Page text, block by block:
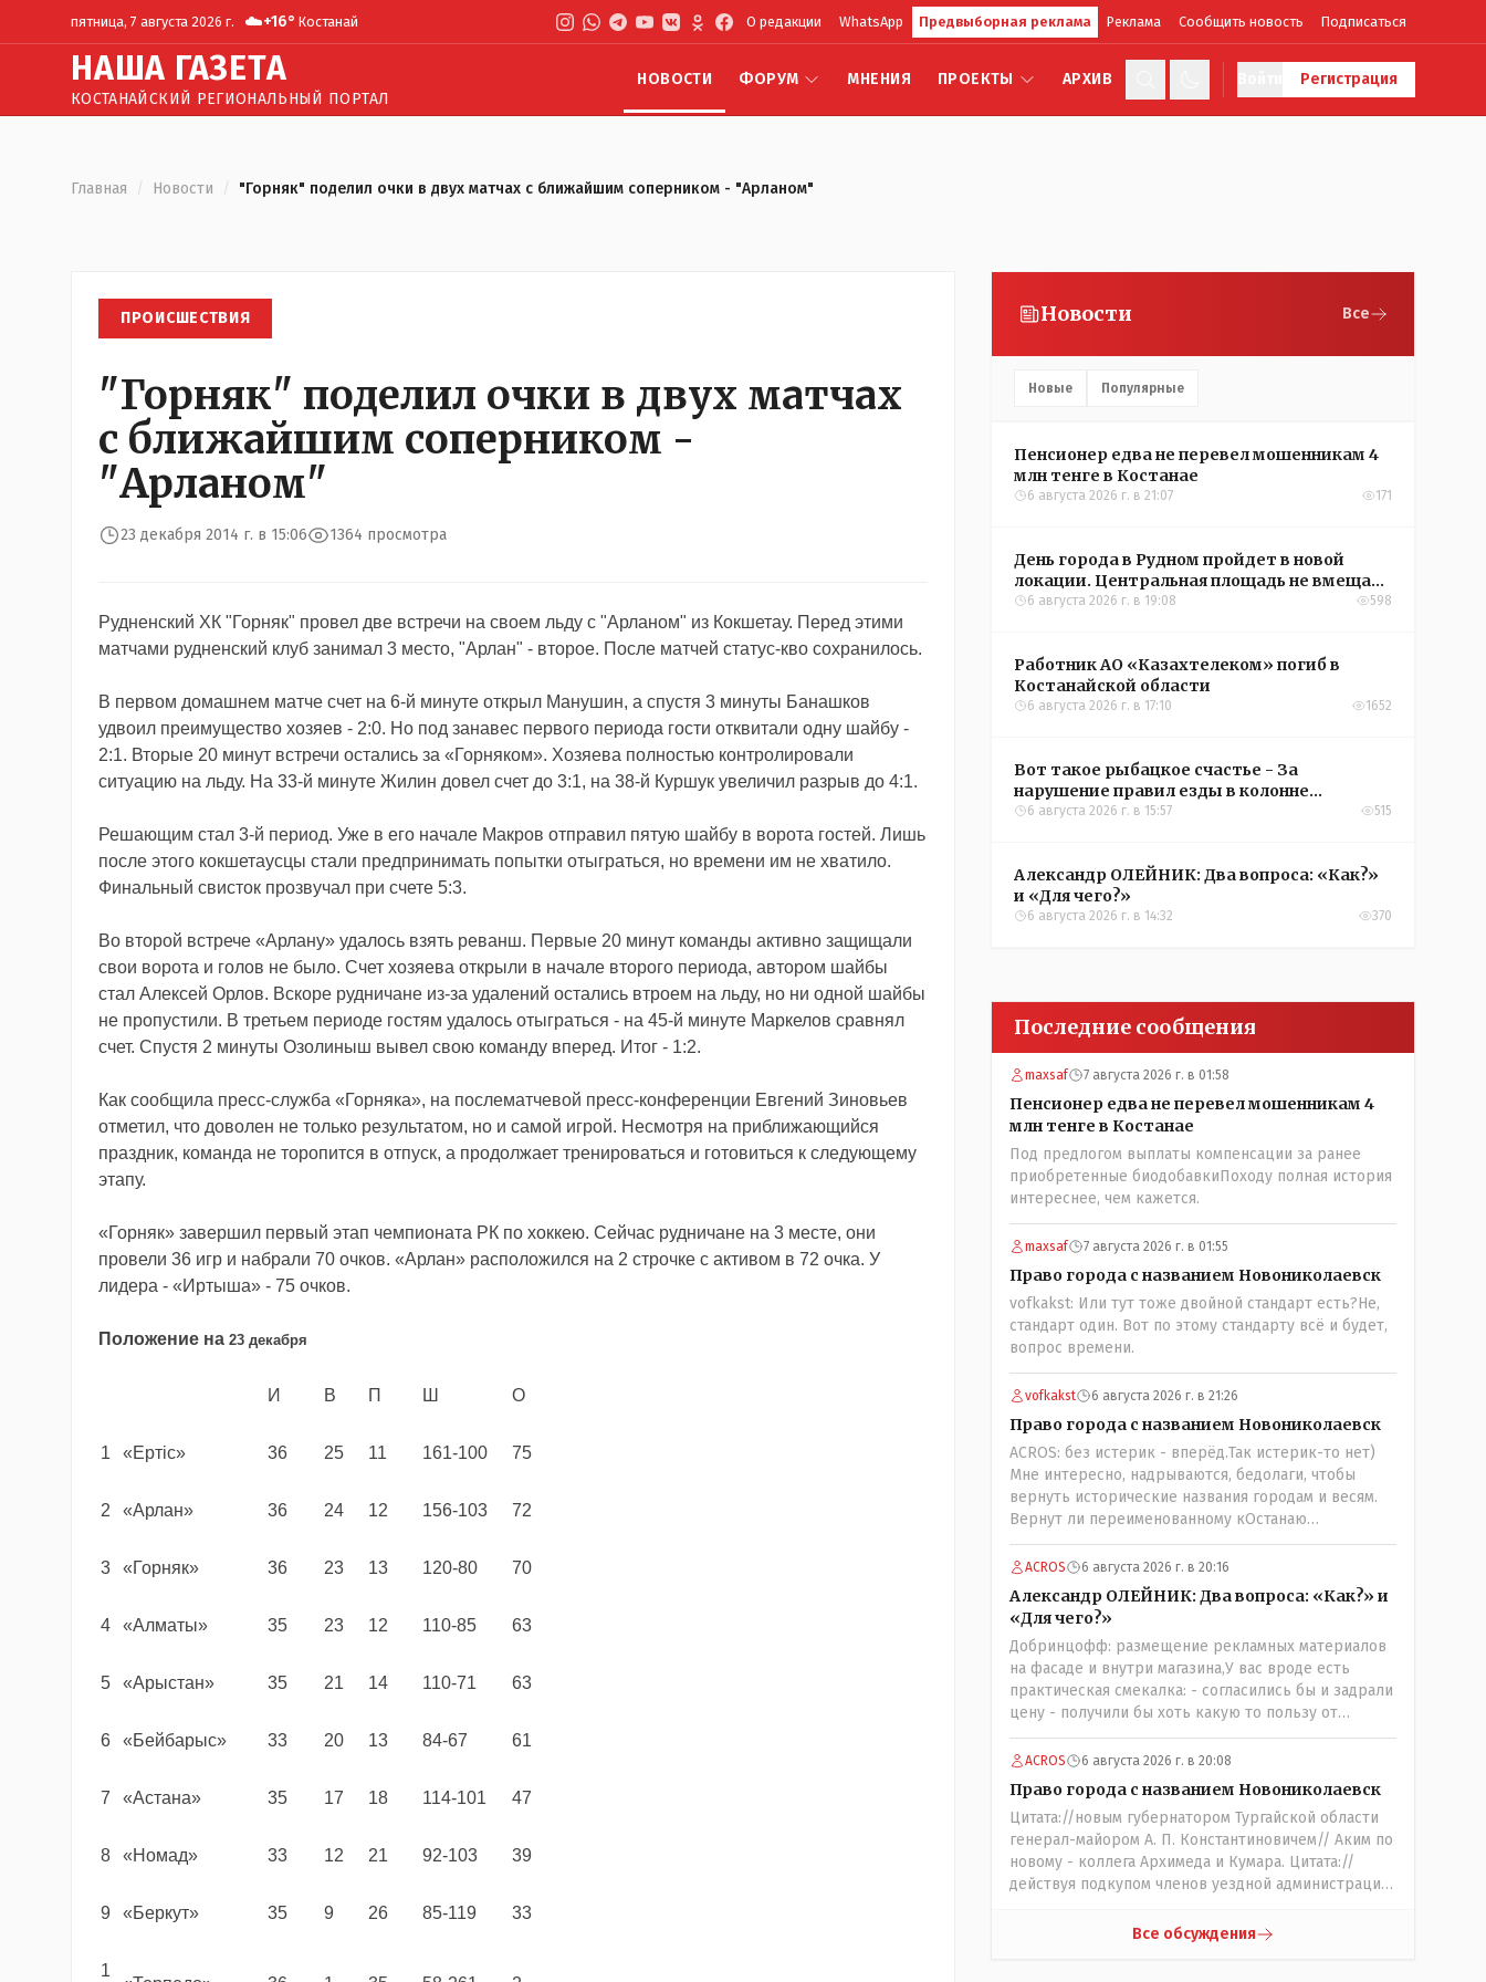
пятница, 7 августа 2026 г. ☁️+16° Костанай О редакции WhatsApp Предвыборная реклама Реклама Сообщить новость Подписаться
НАША ГАЗЕТА
КОСТАНАЙСКИЙ РЕГИОНАЛЬНЫЙ ПОРТАЛ
НОВОСТИ ФОРУМ МНЕНИЯ ПРОЕКТЫ АРХИВ Регистрация
Главная / Новости / "Горняк" поделил очки в двух матчах с ближайшим соперником - "Арланом"
ПРОИСШЕСТВИЯ
"Горняк" поделил очки в двух матчах
с ближайшим соперником -
"Арланом"
23 декабря 2014 г. в 15:06 1364 просмотра
Рудненский ХК "Горняк" провел две встречи на своем льду с "Арланом" из Кокшетау. Перед этими
матчами рудненский клуб занимал 3 место, "Арлан" - второе. После матчей статус-кво сохранилось.
В первом домашнем матче счет на 6-й минуте открыл Манушин, а спустя 3 минуты Банашков
удвоил преимущество хозяев - 2:0. Но под занавес первого периода гости отквитали одну шайбу -
2:1. Вторые 20 минут встречи остались за «Горняком». Хозяева полностью контролировали
ситуацию на льду. На 33-й минуте Жилин довел счет до 3:1, на 38-й Куршук увеличил разрыв до 4:1.
Решающим стал 3-й период. Уже в его начале Макров отправил пятую шайбу в ворота гостей. Лишь
после этого кокшетаусцы стали предпринимать попытки отыграться, но времени им не хватило.
Финальный свисток прозвучал при счете 5:3.
Во второй встрече «Арлану» удалось взять реванш. Первые 20 минут команды активно защищали
свои ворота и голов не было. Счет хозяева открыли в начале второго периода, автором шайбы
стал Алексей Орлов. Вскоре рудничане из-за удалений остались втроем на льду, но ни одной шайбы
не пропустили. В третьем периоде гостям удалось отыграться - на 45-й минуте Маркелов сравнял
счет. Спустя 2 минуты Озолиныш вывел свою команду вперед. Итог - 1:2.
Как сообщила пресс-служба «Горняка», на послематчевой пресс-конференции Евгений Зиновьев
отметил, что доволен не только результатом, но и самой игрой. Несмотря на приближающийся
праздник, команда не торопится в отпуск, а продолжает тренироваться и готовиться к следующему
этапу.
«Горняк» завершил первый этап чемпионата РК по хоккею. Сейчас рудничане на 3 месте, они
провели 36 игр и набрали 70 очков. «Арлан» расположился на 2 строчке с активом в 72 очка. У
лидера - «Иртыша» - 75 очков.
Положение на 23 декабря
И В П Ш О
1 «Ертiс» 36 25 11 161-100 75
2 «Арлан» 36 24 12 156-103 72
3 «Горняк» 36 23 13 120-80 70
4 «Алматы» 35 23 12 110-85 63
5 «Арыстан» 35 21 14 110-71 63
6 «Бейбарыс» 33 20 13 84-67 61
7 «Астана» 35 17 18 114-101 47
8 «Номад» 33 12 21 92-103 39
9 «Беркут» 35 9 26 85-119 33
1
Новости Все
Новые Популярные
Пенсионер едва не перевел мошенникам 4
млн тенге в Костанае
6 августа 2026 г. в 21:07 171
День города в Рудном пройдет в новой
локации. Центральная площадь не вмещает
всех желающих
6 августа 2026 г. в 19:08 598
Работник АО «Казахтелеком» погиб в
Костанайской области
6 августа 2026 г. в 17:10 1652
Вот такое рыбацкое счастье - За
нарушение правил езды в колонне
оштрафовали участников соревнований в
6 августа 2026 г. в 15:57 515
Александр ОЛЕЙНИК: Два вопроса: «Как?»
и «Для чего?»
6 августа 2026 г. в 14:32 370
Последние сообщения
maxsaf 7 августа 2026 г. в 01:58
Пенсионер едва не перевел мошенникам 4
млн тенге в Костанае
Под предлогом выплаты компенсации за ранее
приобретенные биодобавкиПоходу полная история
интереснее, чем кажется.
maxsaf 7 августа 2026 г. в 01:55
Право города с названием Новониколаевск
vofkakst: Или тут тоже двойной стандарт есть?Не,
стандарт один. Вот по этому стандарту всё и будет,
вопрос времени.
vofkakst 6 августа 2026 г. в 21:26
Право города с названием Новониколаевск
ACROS: без истерик - вперёд.Так истерик-то нет)
Мне интересно, надрываются, бедолаги, чтобы
вернуть исторические названия городам и весям.
Вернут ли переименованному кОстанаю
историческое имя? Ведь для этого же эти она..
ономасты существуют)) Или тут тоже двойной
ACROS 6 августа 2026 г. в 20:16
Александр ОЛЕЙНИК: Два вопроса: «Как?» и
«Для чего?»
Добринцофф: размещение рекламных материалов
на фасаде и внутри магазина,У вас вроде есть
практическая смекалка: - согласились бы и задрали
цену - получили бы хоть какую то пользу от
будущих депутатов, как говориться- с паршивой
овцы хоть шерсти клок, тем более эта тётенька
партийных денег.- думаю сильно не торговалась
бы.
ACROS 6 августа 2026 г. в 20:08
Право города с названием Новониколаевск
Цитата://новым губернатором Тургайской области
генерал-майором А. П. Константиновичем// Аким по
новому - коллега Архимеда и Кумара. Цитата://
действуя подкупом членов уездной администрации,
участками,// Интересно: - тогда был
Все обсуждения